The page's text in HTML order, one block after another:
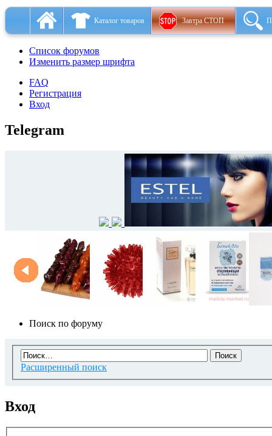
Каталог товаров Завтра СТОП
Список форумов
Изменить размер шрифта
FAQ
Регистрация
Вход
Telegram
Поиск по форуму
Расширенный поиск
Вход